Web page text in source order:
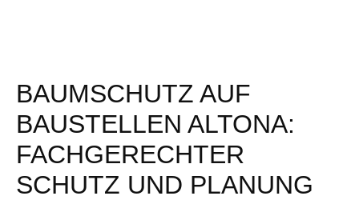
BAUMSCHUTZ AUF
BAUSTELLEN ALTONA:
FACHGERECHTER
SCHUTZ UND PLANUNG